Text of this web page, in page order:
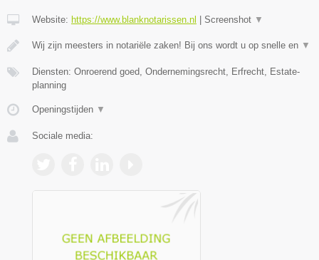
Website: https://www.blanknotarissen.nl Screenshot ▼
Wij zijn meesters in notariële zaken! Bij ons wordt u op snelle en ▼
Diensten: Onroerend goed, Ondernemingsrecht, Erfrecht, Estate-
planning
Openingstijden ▼
Sociale media: